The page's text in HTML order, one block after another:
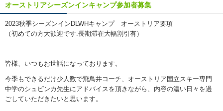
オーストリアシーズンインキャンプ参加者募集
2023秋季シーズンインDLWHキャンプ オーストリア要項
（初めての方大歓迎です.長期滞在大幅割引有）
皆様、いつもお世話になっております。
今季もできるだけ少人数で飛鳥井コーチ、オーストリア国立スキー専門
中学のシュピンカ先生にアドバイスを頂きながら、内容の濃い日々を過
ごしていただきたいと思います。